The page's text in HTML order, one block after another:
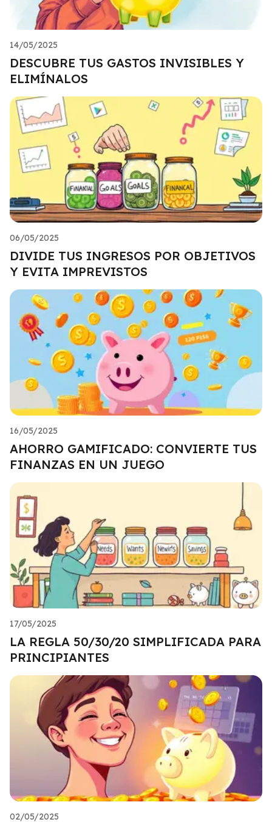
14/05/2025
DESCUBRE TUS GASTOS INVISIBLES Y
ELIMÍNALOS
06/05/2025
DIVIDE TUS INGRESOS POR OBJETIVOS
Y EVITA IMPREVISTOS
16/05/2025
AHORRO GAMIFICADO: CONVIERTE TUS
FINANZAS EN UN JUEGO
17/05/2025
LA REGLA 50/30/20 SIMPLIFICADA PARA
PRINCIPIANTES
02/05/2025